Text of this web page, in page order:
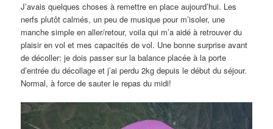
J’avais quelques choses à remettre en place aujourd’hui. Les
nerfs plutôt calmés, un peu de musique pour m’isoler, une
manche simple en aller/retour, voila qui m’a aidé à retrouver du
plaisir en vol et mes capacités de vol. Une bonne surprise avant
de décoller: je dois passer sur la balance placée à la porte
d’entrée du décollage et j’ai perdu 2kg depuis le début du séjour.
Normal, à force de sauter le repas du midi!